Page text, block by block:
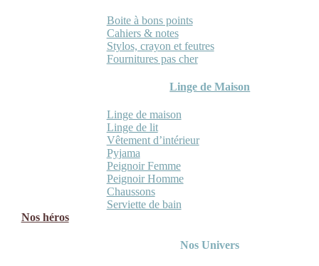
Boite à bons points
Cahiers & notes
Stylos, crayon et feutres
Fournitures pas cher
Linge de Maison
Linge de maison
Linge de lit
Vêtement d’intérieur
Pyjama
Peignoir Femme
Peignoir Homme
Chaussons
Serviette de bain
Nos héros
Nos Univers